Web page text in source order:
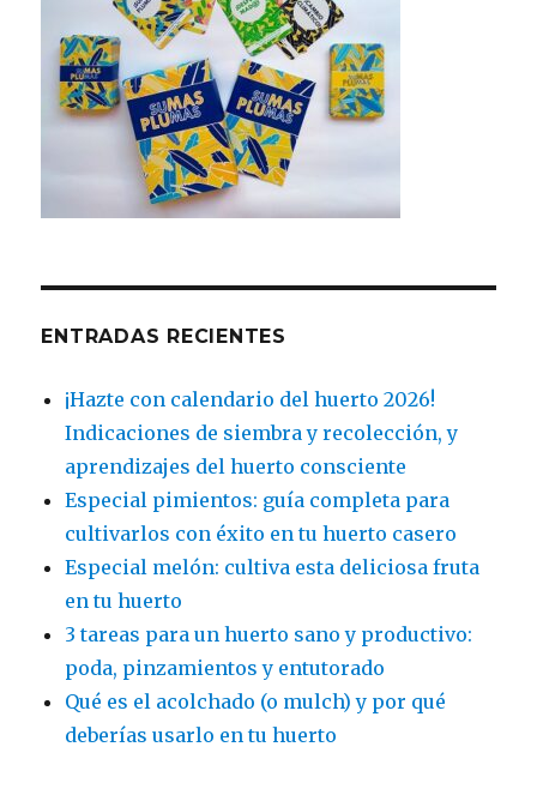
ENTRADAS RECIENTES
¡Hazte con calendario del huerto 2026!
Indicaciones de siembra y recolección, y
aprendizajes del huerto consciente
Especial pimientos: guía completa para
cultivarlos con éxito en tu huerto casero
Especial melón: cultiva esta deliciosa fruta
en tu huerto
3 tareas para un huerto sano y productivo:
poda, pinzamientos y entutorado
Qué es el acolchado (o mulch) y por qué
deberías usarlo en tu huerto